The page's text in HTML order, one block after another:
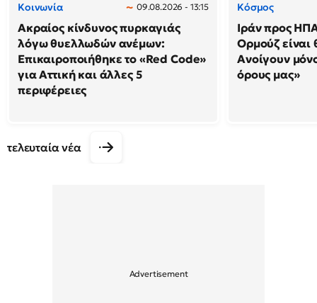
Κοινωνία 09.08.2026 - 13:15
Ακραίος κίνδυνος πυρκαγιάς
λόγω θυελλωδών ανέμων:
Επικαιροποιήθηκε το «Red Code»
για Αττική και άλλες 5
περιφέρειες
Κόσμος
Ιράν προς
Ορμούζ είναι
Ανοίγουν
όρους μας»
τελευταία νέα